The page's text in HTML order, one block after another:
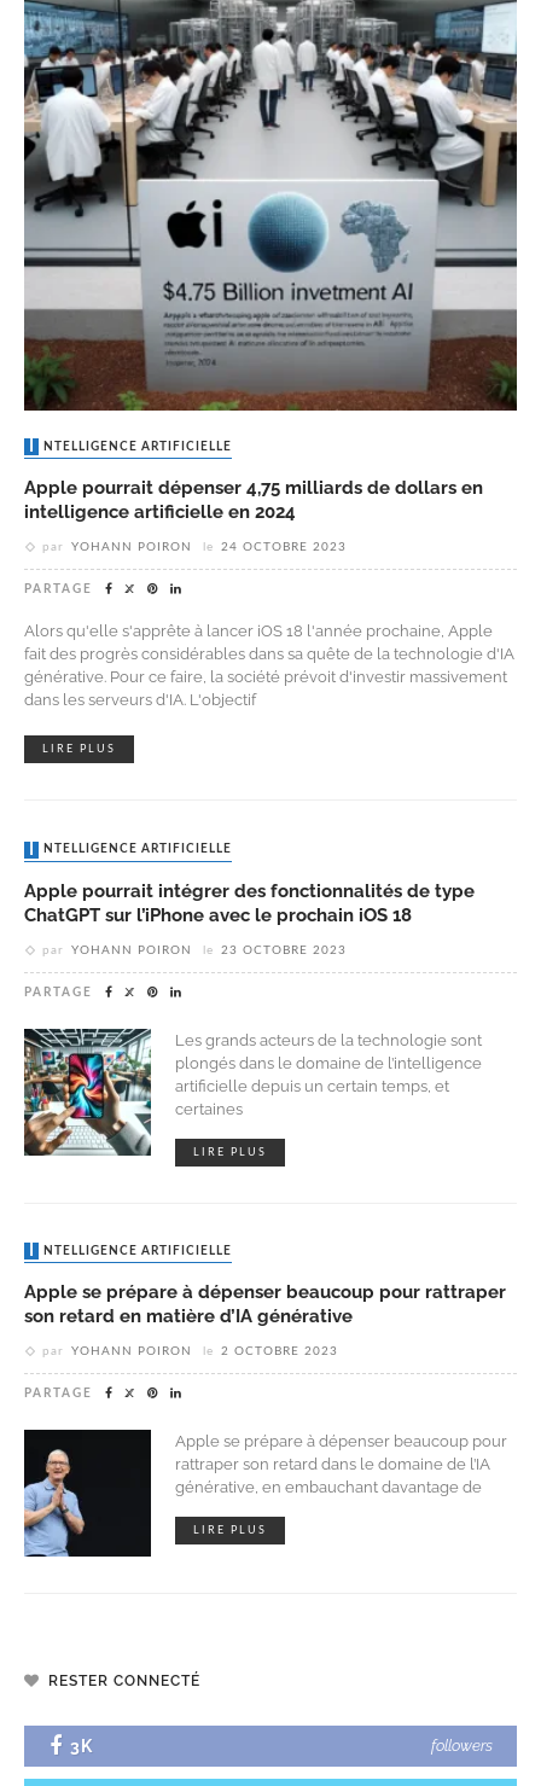
INTELLIGENCE ARTIFICIELLE
Apple pourrait dépenser 4,75 milliards de dollars en
intelligence artificielle en 2024
par YOHANN POIRON le 24 OCTOBRE 2023
PARTAGE
Alors qu'elle s'apprête à lancer iOS 18 l'année prochaine, Apple
fait des progrès considérables dans sa quête de la technologie d'IA
générative. Pour ce faire, la société prévoit d'investir massivement
dans les serveurs d'IA. L'objectif
LIRE PLUS
INTELLIGENCE ARTIFICIELLE
Apple pourrait intégrer des fonctionnalités de type
ChatGPT sur l’iPhone avec le prochain iOS 18
par YOHANN POIRON le 23 OCTOBRE 2023
PARTAGE
Les grands acteurs de la technologie sont
plongés dans le domaine de l’intelligence
artificielle depuis un certain temps, et
certaines
LIRE PLUS
INTELLIGENCE ARTIFICIELLE
Apple se prépare à dépenser beaucoup pour rattraper
son retard en matière d’IA générative
par YOHANN POIRON le 2 OCTOBRE 2023
PARTAGE
Apple se prépare à dépenser beaucoup pour
rattraper son retard dans le domaine de l’IA
générative, en embauchant davantage de
LIRE PLUS
RESTER CONNECTÉ
3K followers